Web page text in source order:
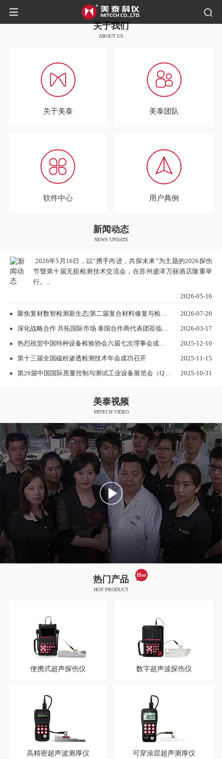
关于我们
ABOUT US
关于美泰 美泰团队
软件中心 用户典例
新闻动态
NEWS UPDATE
2026年5月16日，以“携手尚进，共探未来”为主题的2026探伤
节暨第十届无损检测技术交流会，在苏州盛泽万丽酒店隆重举
行。...
2026-05-16
聚焦复材数智检测新生态|第二届复合材料修复与检测数智化技术大会在长沙圆满落幕
2026-07-20
深化战略合作 共拓国际市场 泰国合作商代表团莅临北京美泰科仪考察交流
2026-03-17
热烈祝贺中国特种设备检验协会六届七次理事会成功召开
2025-12-10
第十三届全国磁粉渗透检测技术年会成功召开
2025-11-15
第29届中国国际质量控制与测试工业设备展览会（QC展）在上海圆满落幕
2025-10-31
美泰视频
MITECH VIDEO
热门产品 Hot
HOT PRODUCT
便携式超声探伤仪 数字超声波探伤仪
高精密超声波测厚仪 可穿涂层超声测厚仪